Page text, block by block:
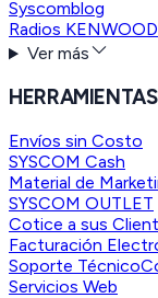
Syscomblog
Radios KENWOOD
Ver más
HERRAMIENTAS
Envíos sin Costo
SYSCOM Cash
Material de
SYSCOM OUTLET
Cotice a sus
Facturación
Soporte Técnico
Servicios Web